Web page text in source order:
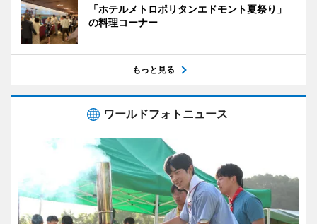
「ホテルメトロポリタンエドモント夏祭り」
の料理コーナー
もっと見る
ワールドフォトニュース